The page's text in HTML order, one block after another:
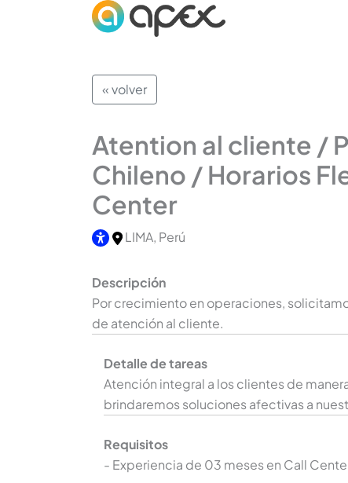
« volver
Atention al cliente /
Chileno / Horarios
Center
LIMA, Perú
Descripción
Por crecimiento en operaciones,
de atención al cliente.
Detalle de tareas
Atención integral a los clientes de
brindaremos soluciones afectivas a
Requisitos
- Experiencia de 03 meses en Call